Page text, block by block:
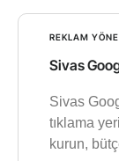
REKLAM
Sivas
Sivas
tıklama
kurun,